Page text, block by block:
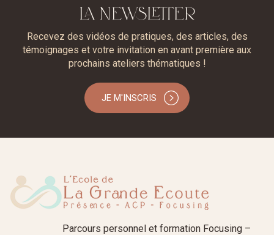
LA NEWSLETTER
Recevez des vidéos de pratiques, des articles, des
témoignages et votre invitation en avant première aux
prochains ateliers thématiques !
JE M'INSCRIS
Parcours personnel et formation Focusing –